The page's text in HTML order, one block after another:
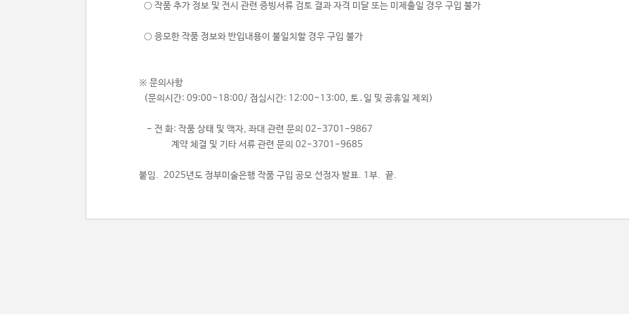
○ 작품 추가 정보 및 전시 관련 증빙서류 검토 결과 자격 미달 또는 미제출일 경우 구입 불가
○ 응모한 작품 정보와 반입내용이 불일치할 경우 구입 불가
※ 문의사항
(문의시간: 09:00~18:00/ 점심시간: 12:00~13:00, 토․일 및 공휴일 제외)
- 전 화: 작품 상태 및 액자, 좌대 관련 문의 02-3701-9867
계약 체결 및 기타 서류 관련 문의 02-3701-9685
붙임. 2025년도 정부미술은행 작품 구입 공모 선정자 발표. 1부. 끝.